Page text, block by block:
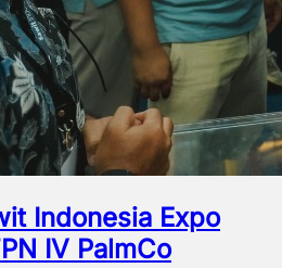
Indonesia Expo
IV PalmCo